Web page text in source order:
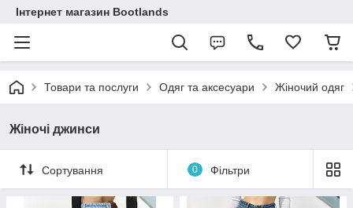
Інтернет магазин Bootlands
Товари та послуги Одяг та аксесуари Жіночий одяг
Жіночі джинси
Сортування 0 Фільтри